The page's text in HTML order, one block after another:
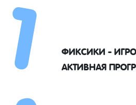
ФИКСИКИ -
АКТИВНАЯ